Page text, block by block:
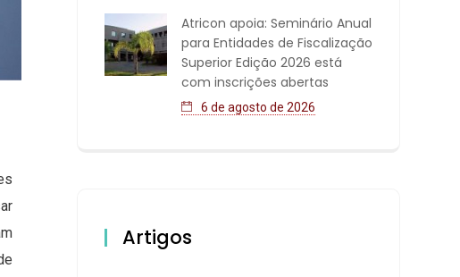
Atricon apoia: Seminário Anual
para Entidades de Fiscalização
Superior Edição 2026 está
com inscrições abertas
6 de agosto de 2026
Artigos